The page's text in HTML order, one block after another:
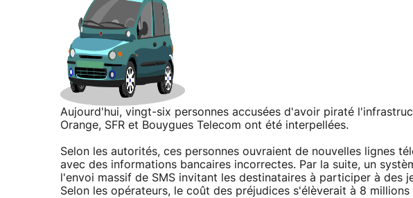
Aujourd'hui, vingt-six personnes accusées d'avoir piraté
Orange, SFR et Bouygues Telecom ont été interpellées.
Selon les autorités, ces personnes ouvraient de nouvelles lignes
avec des informations bancaires incorrectes. Par la suite, un
l'envoi massif de SMS invitant les destinataires à participer à des
Selon les opérateurs, le coût des préjudices s'élèverait à 8 millions